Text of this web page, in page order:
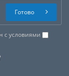
с условиями
Готово